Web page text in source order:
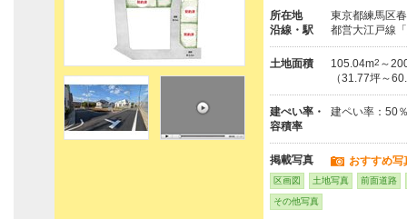
所在地
東京都練馬区
沿線・駅
都営大江戸線
土地面積 105.04m2 ～
（31.77坪～
建ぺい率・
容積率
建ペい率：50
掲載写真 おすすめ写
区画図 土地写真 前面道路
その他写真